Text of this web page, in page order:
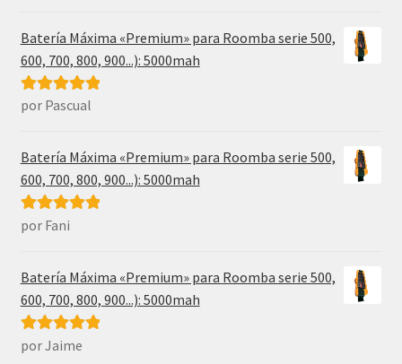
Batería Máxima «Premium» para Roomba serie 500,
600, 700, 800, 900...): 5000mah
Valorado con
por Pascual
Batería Máxima «Premium» para Roomba serie 500,
600, 700, 800, 900...): 5000mah
Valorado con
por Fani
Batería Máxima «Premium» para Roomba serie 500,
600, 700, 800, 900...): 5000mah
Valorado con
por Jaime